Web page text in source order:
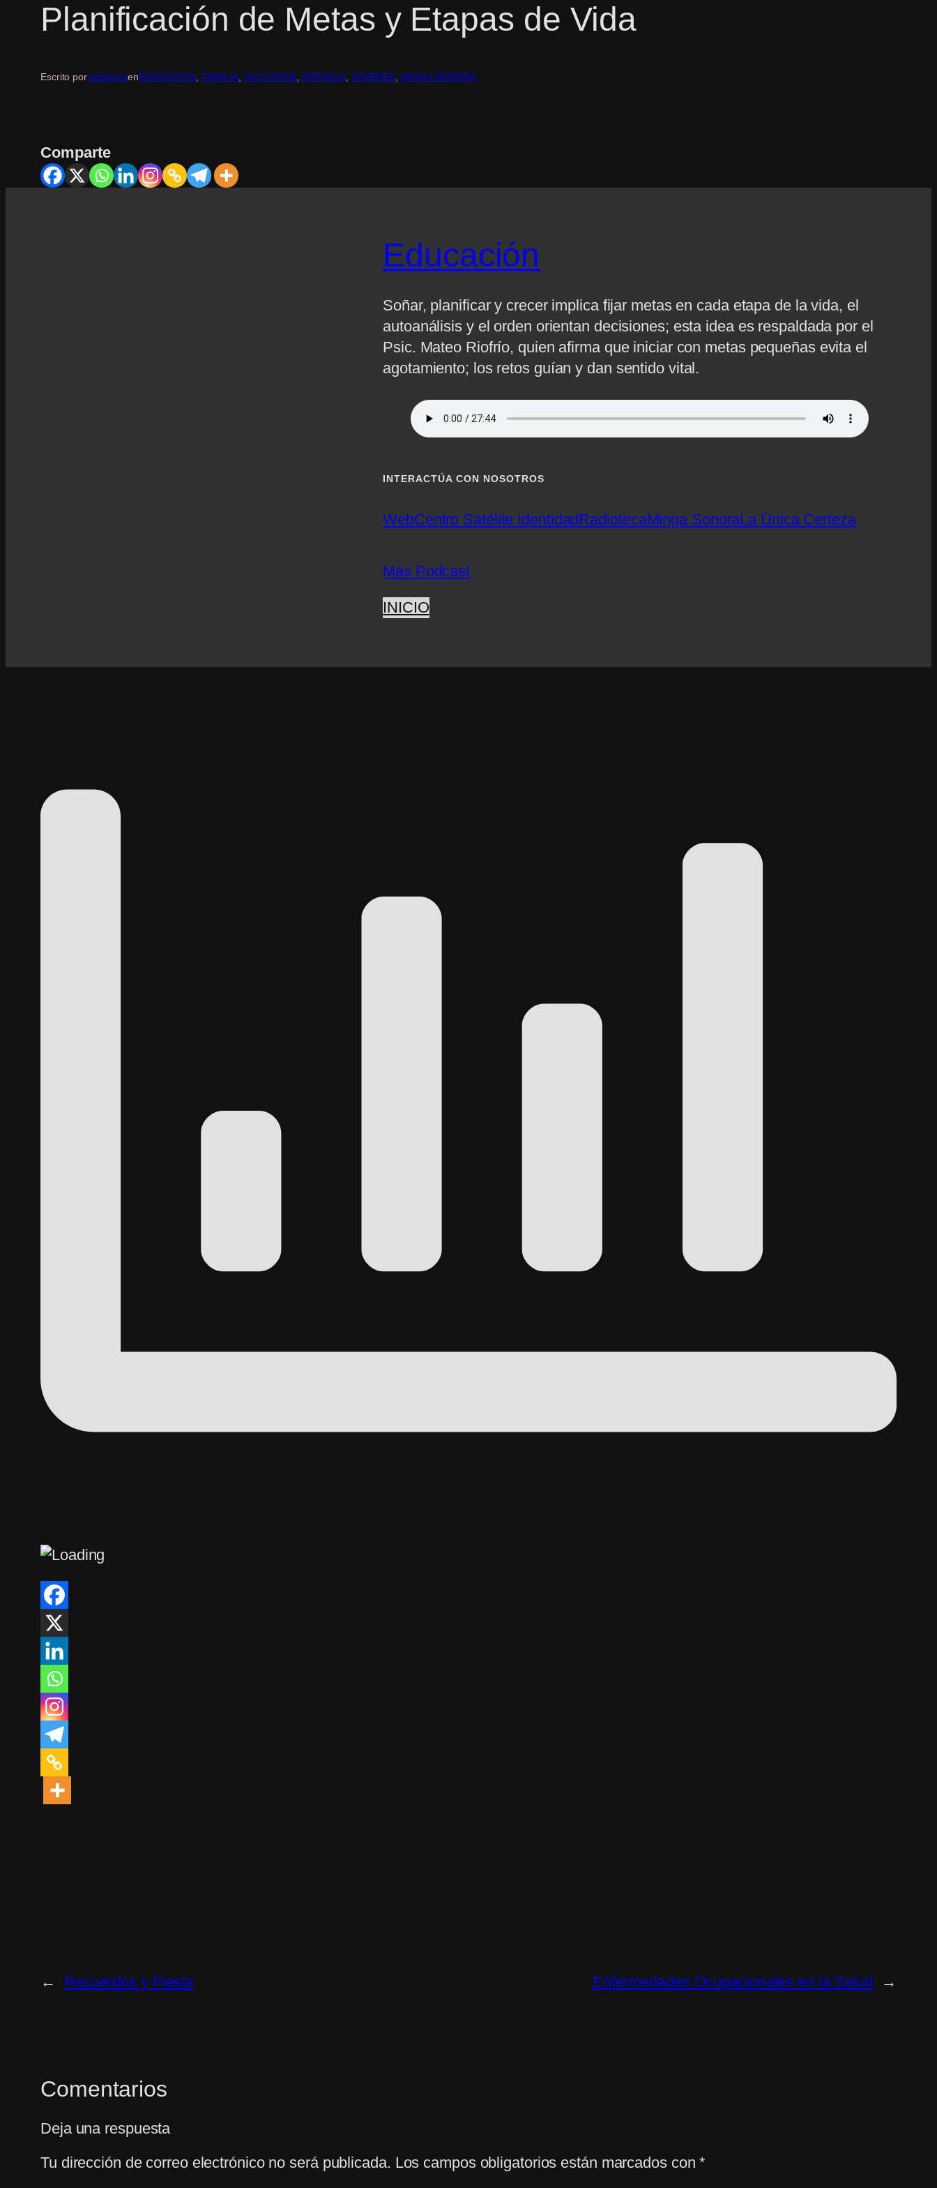
Planificación de Metas y Etapas de Vida
Escrito porradiotecaenEDUCACIÓN, FAMILIA, INCLUSIÓN, INFANCIA, JÓVENES, MINGA SONORA
Comparte
Educación
Soñar, planificar y crecer implica fijar metas en cada etapa de la vida, el
autoanálisis y el orden orientan decisiones; esta idea es respaldada por el
Psic. Mateo Riofrío, quien afirma que iniciar con metas pequeñas evita el
agotamiento; los retos guían y dan sentido vital.
INTERACTÚA CON NOSOTROS
WebCentro Satélite IdentidadRadiotecaMinga SonoraLa Única Certeza
Más Podcast
INICIO
← Recuerdos y Fiesta Enfermedades Ocupacionales en la Salud →
Comentarios
Deja una respuesta
Tu dirección de correo electrónico no será publicada. Los campos obligatorios están marcados con*